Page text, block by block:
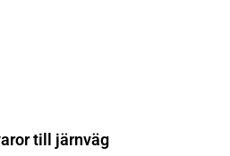
till järnväg